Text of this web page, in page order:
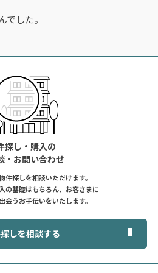
した。
探し・購入の
・お問い合わせ
件探しを相談いただけます。
の基礎はもちろん、お客さまに
会うお手伝いをいたします。
しを相談する